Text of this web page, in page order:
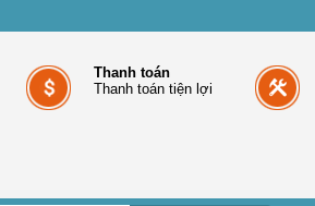
Thanh toán
Thanh toán tiện lợi